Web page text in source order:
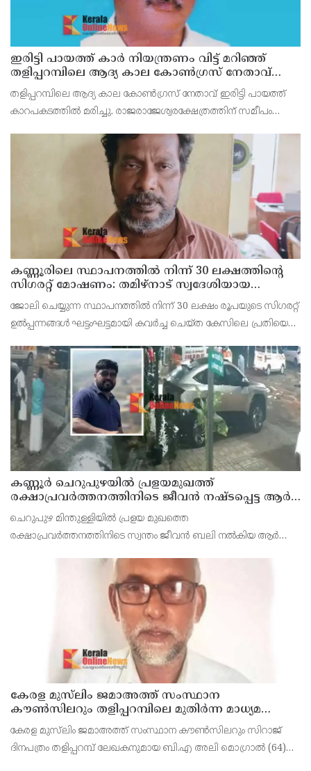
ഇരിട്ടി പായത്ത് കാർ നിയന്ത്രണം വിട്ട് മറിഞ്ഞ്
തളിപ്പറമ്പിലെ ആദ്യ കാല കോണ്‍ഗ്രസ് നേതാവ്
മരിച്ചു
തളിപ്പറമ്പിലെ ആദ്യ കാല കോണ്‍ഗ്രസ് നേതാവ് ഇരിട്ടി പായത്ത്
കാറപകടത്തില്‍ മരിച്ചു. രാജരാജേശ്വരക്ഷേത്രത്തിന് സമീപം
കണ്ണൂരിലെ സ്ഥാപനത്തിൽ നിന്ന് 30 ലക്ഷത്തിന്റെ
സിഗരറ്റ് മോഷണം: തമിഴ്‌നാട് സ്വദേശിയായ
സെയിൽസ്മാൻ തെങ്കാശിയിൽ പിടിയിൽ
ജോലി ചെയ്യുന്ന സ്ഥാപനത്തിൽ നിന്ന് 30 ലക്ഷം രൂപയുടെ സിഗരറ്റ്
ഉൽപ്പന്നങ്ങൾ ഘട്ടംഘട്ടമായി കവർച്ച ചെയ്ത കേസിലെ പ്രതിയെ
സ്വദേശിയായ വേൽമുരുകൻ (40) ആണ
കണ്ണൂർ ചെറുപുഴയിൽ പ്രളയമുഖത്ത്
രക്ഷാപ്രവർത്തനത്തിനിടെ ജീവൻ നഷ്ടപ്പെട്ട ആർ.
രാജേഷിൻ്റെ ഭൗതിക ശരീരത്തോട് അനാദരവ്
കാണിച്ചതായി ആരോപണം
ചെറുപുഴ മിന്തുള്ളിയിൽ പ്രളയ മുഖത്തെ
രക്ഷാപ്രവർത്തനത്തിനിടെ സ്വന്തം ജീവൻ ബലി നൽകിയ ആർ
മൃതദേഹം തിരുവനന്തപുരത്തെ
കേരള മുസ്‌ലിം ജമാഅത്ത് സംസ്ഥാന
കൗൺസിലറും തളിപ്പറമ്പിലെ മുതിർന്ന മാധ്യമ
പ്രവർത്തകനുമായ ബി എ അലി മൊഗ്രാൽ
നിര്യാതനായി
കേരള മുസ്‌ലിം ജമാഅത്ത് സംസ്ഥാന കൗൺസിലറും സിറാജ്
ദിനപത്രം തളിപ്പറമ്പ് ലേഖകനുമായ ബി.എ അലി മൊഗ്രാൽ (64)